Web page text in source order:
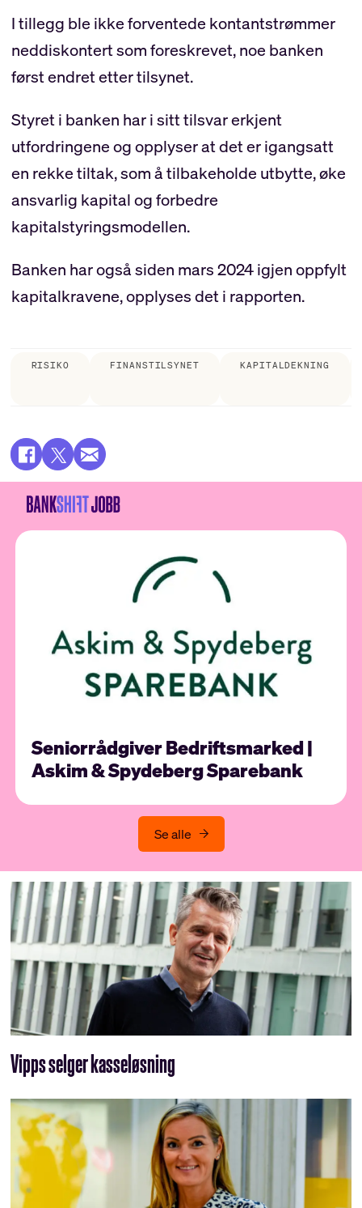
I tillegg ble ikke forventede kontantstrømmer
neddiskontert som foreskrevet, noe banken
først endret etter tilsynet.
Styret i banken har i sitt tilsvar erkjent
utfordringene og opplyser at det er igangsatt
en rekke tiltak, som å tilbakeholde utbytte, øke
ansvarlig kapital og forbedre
kapitalstyringsmodellen.
Banken har også siden mars 2024 igjen oppfylt
kapitalkravene, opplyses det i rapporten.
RISIKO FINANSTILSYNET KAPITALDEKNING
Seniorrådgiver Bedriftsmarked |
Askim & Spydeberg Sparebank
Se alle
Vipps selger kasseløsning